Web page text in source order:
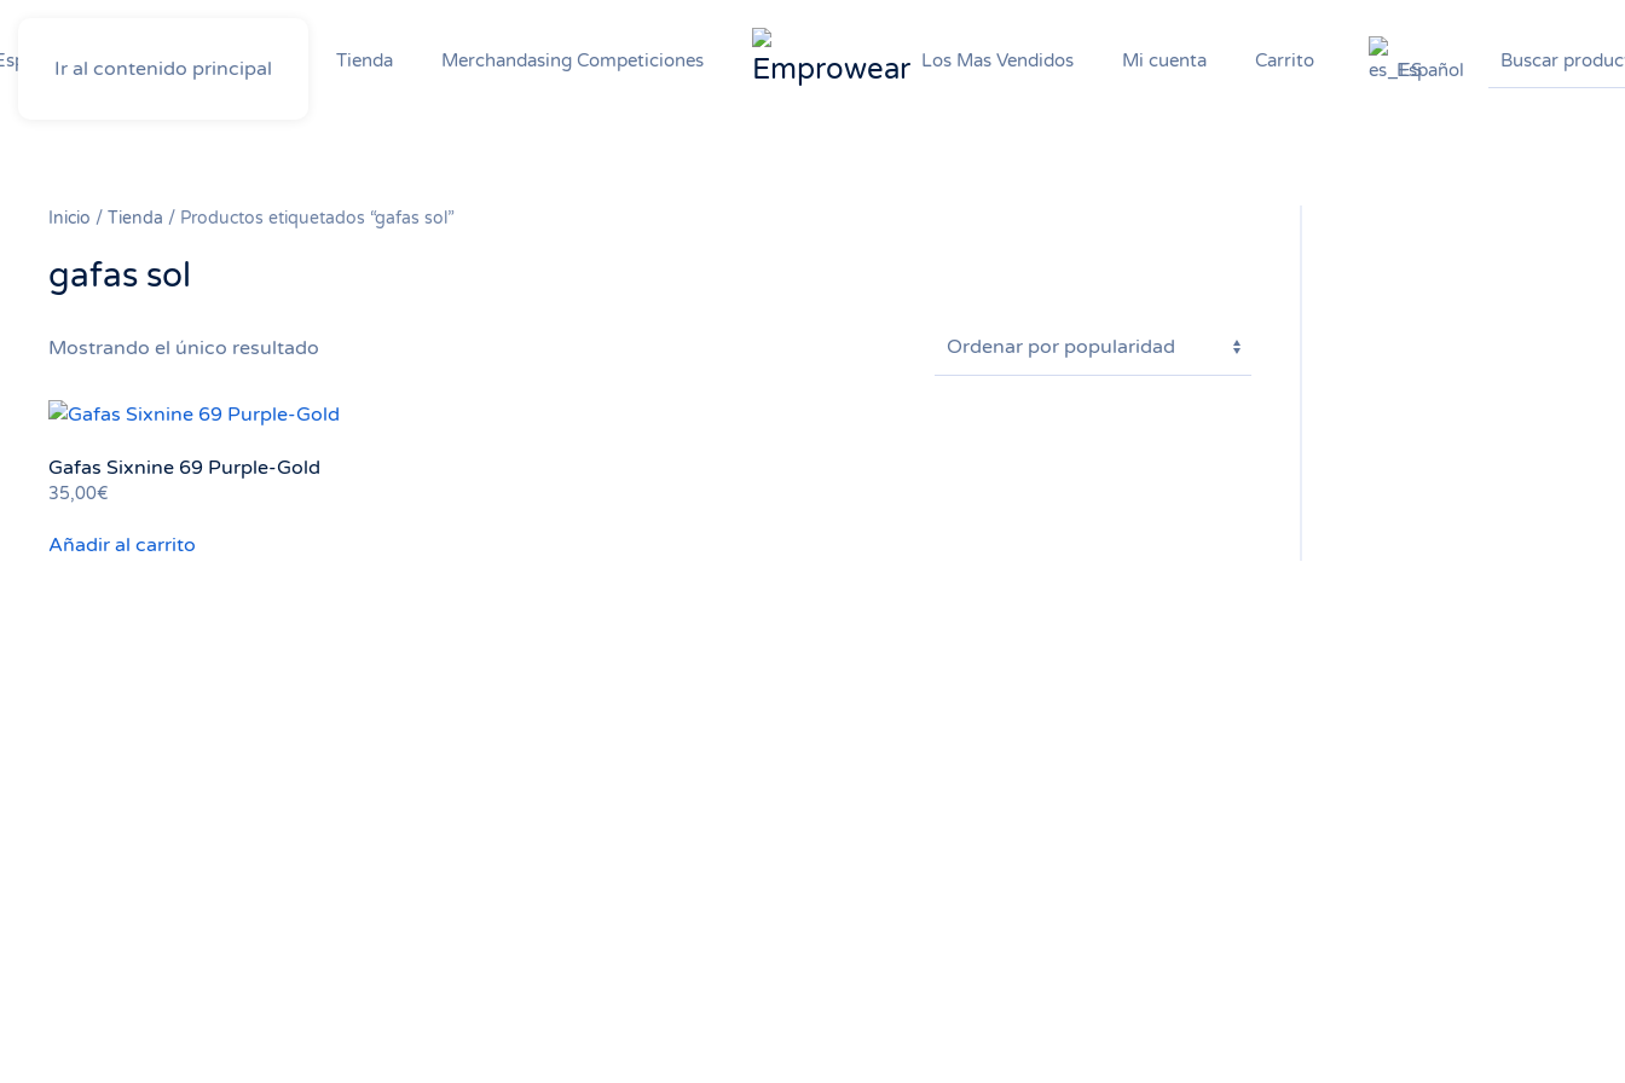
Ir al contenido principal
competicion Ofertas Tienda Merchandasing Competiciones Los Mas Vendidos Mi cuenta Carrito Español
Inicio / Tienda / Productos etiquetados “gafas sol”
gafas sol
Mostrando el único resultado
Gafas Sixnine 69 Purple-Gold
35,00€
Añadir al carrito